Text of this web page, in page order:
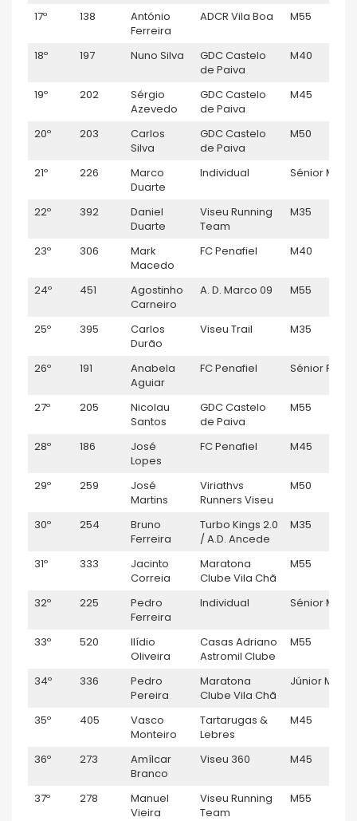
17º 138
António
Ferreira
ADCR Vila Boa M55
18º 197 Nuno Silva
GDC Castelo
de Paiva
M40
19º 202
Sérgio
Azevedo
GDC Castelo
de Paiva
M45
20º 203
Carlos
Silva
GDC Castelo
de Paiva
M50
21º 226
Marco
Duarte
Individual Sénior M
22º 392
Daniel
Duarte
Viseu Running
Team
M35
23º 306
Mark
Macedo
FC Penafiel M40
24º 451
Agostinho
Carneiro
A. D. Marco 09 M55
25º 395
Carlos
Durão
Viseu Trail M35
26º 191
Anabela
Aguiar
FC Penafiel Sénior F
27º 205
Nicolau
Santos
GDC Castelo
de Paiva
M55
28º 186
José
Lopes
FC Penafiel M45
29º 259
José
Martins
Viriathvs
Runners Viseu
M50
30º 254
Bruno
Ferreira
Turbo Kings 2.0
/ A.D. Ancede
M35
31º 333
Jacinto
Correia
Maratona
Clube Vila Chã
M55
32º 225
Pedro
Ferreira
Individual Sénior M
33º 520
Ilídio
Oliveira
Casas Adriano
Astromil Clube
M55
34º 336
Pedro
Pereira
Maratona
Clube Vila Chã
Júnior M
35º 405
Vasco
Monteiro
Tartarugas &
Lebres
M45
36º 273
Amílcar
Branco
Viseu 360 M45
37º 278
Manuel
Vieira
Viseu Running
Team
M55